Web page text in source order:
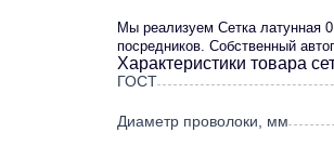
Мы реализуем Сетка латунная
посредников. Собственный
Характеристики товара
ГОСТ
Диаметр проволоки, мм